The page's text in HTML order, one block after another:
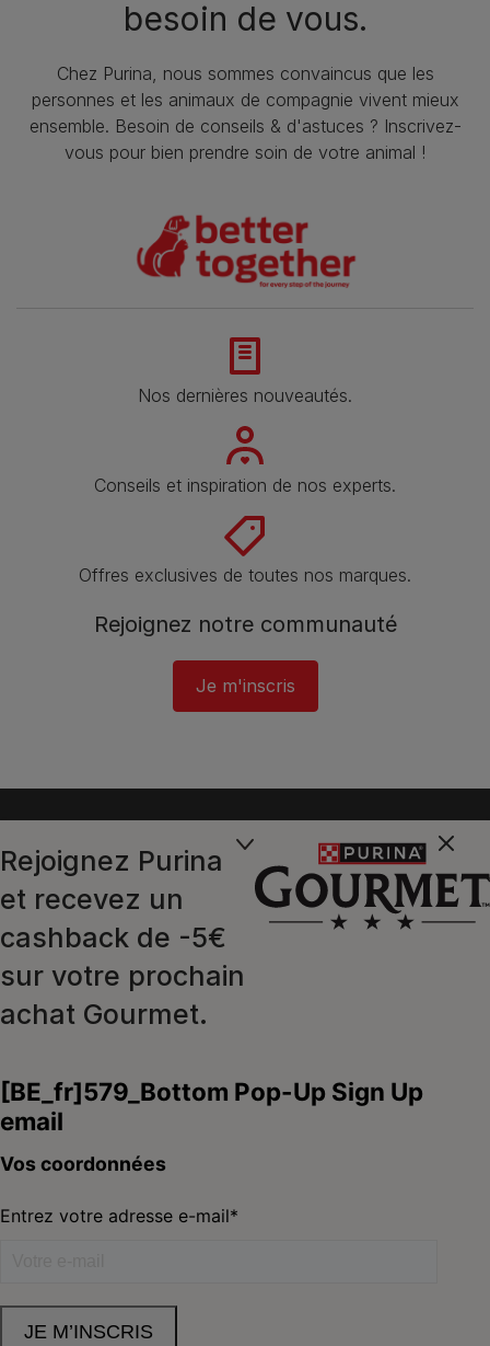
besoin de vous.
Chez Purina, nous sommes convaincus que les
personnes et les animaux de compagnie vivent mieux
ensemble. Besoin de conseils & d'astuces ? Inscrivez-
vous pour bien prendre soin de votre animal !
Nos dernières nouveautés.
Conseils et inspiration de nos experts.
Offres exclusives de toutes nos marques.
Rejoignez notre communauté
Je m'inscris
Rejoignez Purina
et recevez un
cashback de -5€
sur votre prochain
achat Gourmet.
Purina
Volg ons